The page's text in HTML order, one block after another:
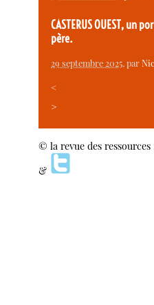
CASTERUS OUEST, un
père.
29 septembre 2025, par
<
>
© la revue des
&